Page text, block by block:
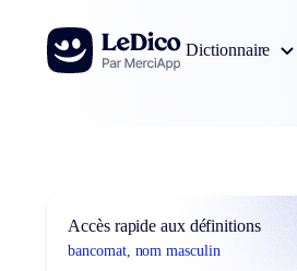
Aller au contenu
Dictionnaire
Accès rapide aux définitions
bancomat, nom masculin